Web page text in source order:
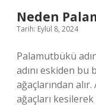
Neden
Tarih: Eylül 8, 2024
Palamutbükü
adını eskiden
ağaçlarından
ağaçları